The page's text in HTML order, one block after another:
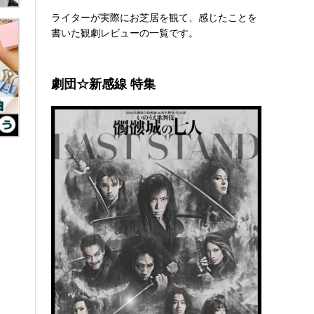
ライターが実際にお芝居を観て、感じたことを
書いた観劇レビューの一覧です。
劇団☆新感線 特集